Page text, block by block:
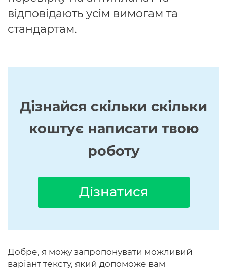
відповідають усім вимогам та
стандартам.
Дізнайся скільки скільки
коштує написати твою
роботу
Дізнатися
Добре, я можу запропонувати можливий
варіант тексту, який допоможе вам